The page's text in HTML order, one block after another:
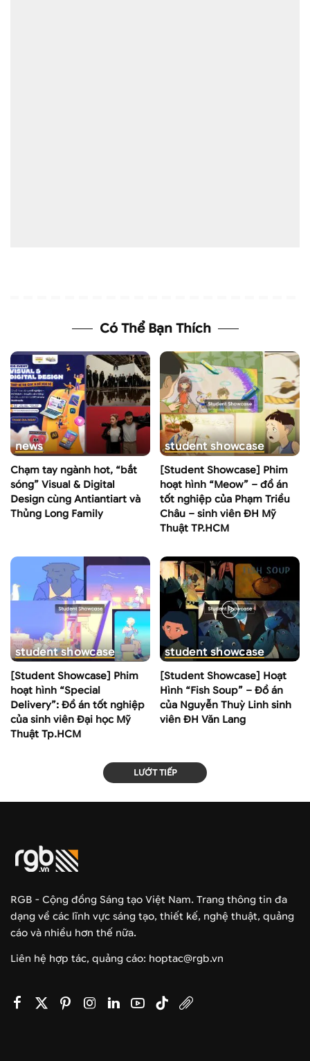
Có Thể Bạn Thích
news
Chạm tay ngành hot, “bắt
sóng” Visual & Digital
Design cùng Antiantiart và
Thủng Long Family
student showcase
[Student Showcase] Phim
hoạt hình “Meow” – đồ án
tốt nghiệp của Phạm Triều
Châu – sinh viên ĐH Mỹ
Thuật TP.HCM
student showcase
[Student Showcase] Phim
hoạt hình “Special
Delivery”: Đồ án tốt nghiệp
của sinh viên Đại học Mỹ
Thuật Tp.HCM
student showcase
[Student Showcase] Hoạt
Hình “Fish Soup” – Đồ án
của Nguyễn Thuỳ Linh sinh
viên ĐH Văn Lang
LƯỚT TIẾP
RGB - Cộng đồng Sáng tạo Việt Nam. Trang thông tin đa
dạng về các lĩnh vực sáng tạo, thiết kế, nghệ thuật, quảng
cáo và nhiều hơn thế nữa.
Liên hệ hợp tác, quảng cáo: hoptac@rgb.vn